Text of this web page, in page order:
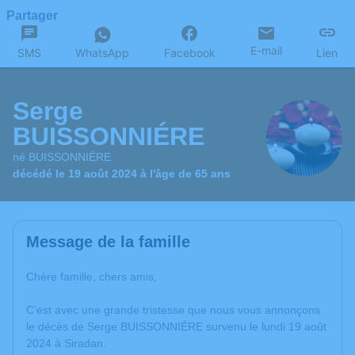
Partager
SMS WhatsApp Facebook E-mail Lien
Serge
BUISSONNIÉRE
né BUISSONNIÉRE
décédé le 19 août 2024 à l'âge de 65 ans
Message de la famille
Chère famille, chers amis,
C’est avec une grande tristesse que nous vous annonçons
le décès de Serge BUISSONNIÉRE survenu le lundi 19 août
2024 à Siradan.